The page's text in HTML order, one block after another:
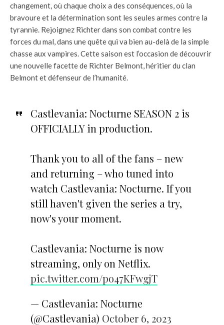
changement, où chaque choix a des conséquences, où la
bravoure et la détermination sont les seules armes contre la
tyrannie. Rejoignez Richter dans son combat contre les
forces du mal, dans une quête qui va bien au-delà de la simple
chasse aux vampires. Cette saison est l’occasion de découvrir
une nouvelle facette de Richter Belmont, héritier du clan
Belmont et défenseur de l’humanité.
Castlevania: Nocturne SEASON 2 is
OFFICIALLY in production.
Thank you to all of the fans – new
and returning – who tuned into
watch Castlevania: Nocturne. If you
still haven't given the series a try,
now's your moment.
Castlevania: Nocturne is now
streaming, only on Netflix.
pic.twitter.com/po47KFwgjT
— Castlevania: Nocturne
(@Castlevania) October 6, 2023